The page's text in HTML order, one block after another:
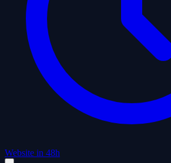
Website in 48h